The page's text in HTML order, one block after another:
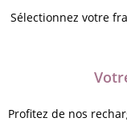
Sélectionnez votre
Profitez de nos